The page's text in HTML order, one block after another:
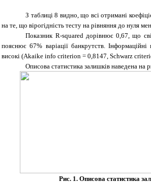
З таблиці 8 видно, що всі отримані
на те, що вірогідність тесту на рівняння до нуля
Показник R-squared дорівнює 0,67, що
пояснює 67% варіації банкрутств. Інформаційні
високі (Akaike info criterion = 0,8147, Schwarz
Описова статистика залишків наведена на
Рис. 1. Описова статистика